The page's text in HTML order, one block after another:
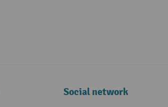
Social network